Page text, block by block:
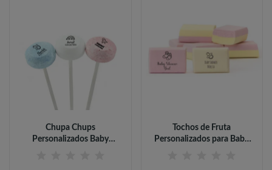
Chupa Chups
Personalizados Baby
Tochos de Fruta
Personalizados para Baby